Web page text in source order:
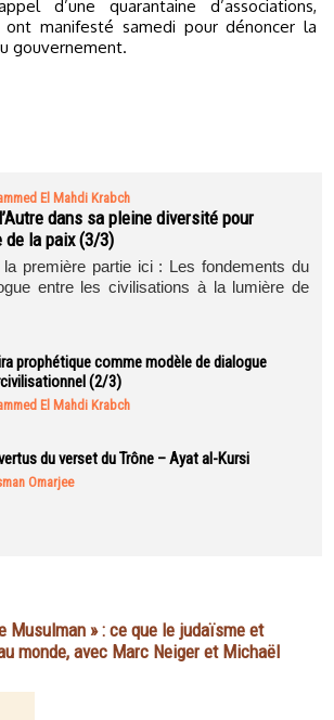
d’une quarantaine d’associations,
ont manifesté samedi pour dénoncer la
gouvernement.
El Mahdi Krabch
dans sa pleine diversité pour
la paix (3/3)
la première partie ici : Les fondements du
entre les civilisations à la lumière de
prophétique comme modèle de dialogue
(2/3)
El Mahdi Krabch
du verset du Trône – Ayat al-Kursi
Omarjee
Musulman » : ce que le judaïsme et
monde, avec Marc Neiger et Michaël